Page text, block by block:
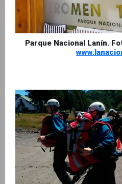
Parque Nacional Lanín.